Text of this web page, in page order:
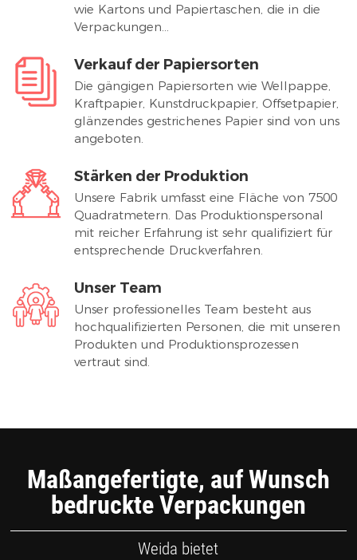
wie Kartons und Papiertaschen, die in die
Verpackungen...
Verkauf der Papiersorten
Die gängigen Papiersorten wie Wellpappe,
Kraftpapier, Kunstdruckpapier, Offsetpapier,
glänzendes gestrichenes Papier sind von uns
angeboten.
Stärken der Produktion
Unsere Fabrik umfasst eine Fläche von 7500
Quadratmetern. Das Produktionspersonal
mit reicher Erfahrung ist sehr qualifiziert für
entsprechende Druckverfahren.
Unser Team
Unser professionelles Team besteht aus
hochqualifizierten Personen, die mit unseren
Produkten und Produktionsprozessen
vertraut sind.
Maßangefertigte, auf Wunsch
bedruckte Verpackungen
Weida bietet